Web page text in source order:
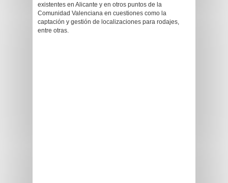
existentes en Alicante y en otros puntos de la
Comunidad Valenciana en cuestiones como la
captación y gestión de localizaciones para rodajes,
entre otras.